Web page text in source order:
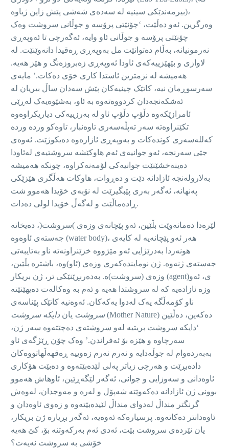
بیرمەندێکی سینیە لە سەدەی شەشی پێش زاین ژیاوە)،
وەرگرین. ئەو دەڵێت، ‘چۆنێتی پرۆسە و جوڵانی سروشت وەک
چۆنێتی پرۆسە و جوڵانی ئاو وایە، ئەگەرچی تا ئەوپەڕی
نەرمونیانە، بەڵام دەتوانێت مل بەوپەڕی ڕەقیدا دانەوێنێت. لە
لاوازی و بێهێزییەکەی ئاودا ئەوپەڕی زەبروزەنگ و هێز هەیە.
هەمیشە لە نزمترین ئاستدا کاری خۆی دەکات.’ مایەی
سەرسوڕمان نیە، کاتێک چینیەکان پێش سەدان ساڵ بیریان لە
ئەشکەنجەدان کردووەتەوە بە ئاو، بەشێوەیەک لەڕێی
ئامرازێکەوە دڵۆپ دڵۆپ ئاو لە بەرزییەکی دیاریکراوەوە
تکێنراوەتە سەر تەپڵەسەری تاوەنبار، تاوەکو وردە وردە
کەللەسەری کوندەکات و بەوپەڕی ئازارەوە دەیکوژێت. ئەوەی
جێی سەرنجە، ئەو جوانیەی ئەم هاوکێشە سروشتیەی لەئاودا
دەینەخشێنێت جوانیەکی لۆمەنەکراوە، چونکە هەمیشە
بەلارولەنجە ئازادانە دێت و دەڕوات، هاوکات هەڵگری هێزێکی
پەنهانە، ئەگەر بەری پێبگیرێت لە نۆبەی خۆیدا هەموو شت
ڕادەماڵێت و لەگەڵ خۆیدا لولی دەدات.
لێرەدا دەمانەوێت بڵێین، ئەو پێچانەی وزەی )سروشت(، دەیخاتە
جەستەی ئاوەوە (water body)، هەر ئەو پێچانەیە لە کایەی
هونەردا بەدرێژایی ئەو مێژووە خزێنراونەتە ناو بەتایبەتی
جەستەی ژنەوە. ژن نومایندەکەری وزەی (ئاو)وە، باشترە بڵێین،
وزەی (سروشت)ە. بەدەربڕێنێکی تر، ژن بریکار (agent)ی، ئەو
وزە ئازادەیە کە لە سروشتدا هەیە و ئەم بە وەکالەت دەیهێنێتە
ناو کۆمەڵگە یەک لەدوا یەکەکان. ئەوەنیە کاتێک پێناسەی
سروشت یان دایکە سروشت
(Mother Nature) دەکەین، دەڵێین
‘دایکە سروشت بریتیە لەو سروشتەی دەچێتەوە سەر ژن،
سەرچاوە و هێزە بۆ ئەفراندن.’ وەک چۆن ڕێژگەی ئاو
بەبەردەوام لە جوڵەدایە و نەرم نەرم زەوییە ڕەقهەڵهاتووەکان
دادەبڕێت و هەرچی زیاتر پەلی لێدەبێتەوە و دەبێت هۆکاری
ئاوەدانی و سەوزایی و جوانی، ئەگەر لێگەڕێین، ئاوهاش هەموو
بوونی ژن ئازادانە دەکەوێتە شەپۆل و لەرە و مەوجدان، لەوەش
گرنگتر منداڵ لەدوای منداڵ لێیدەبێتەوە و زەوی ئاوەدان و
ئاوەدانتر دەکاتەوە. پرسیارەکە ئەوەیە، ئەگەر بڕیارە ژن بریکار،
یان نێردەی سروشت بێت، ئەدی ئەم بەرکەوتنە بۆ، کێ هەیە
خۆشی بە سروشت نەیەت؟